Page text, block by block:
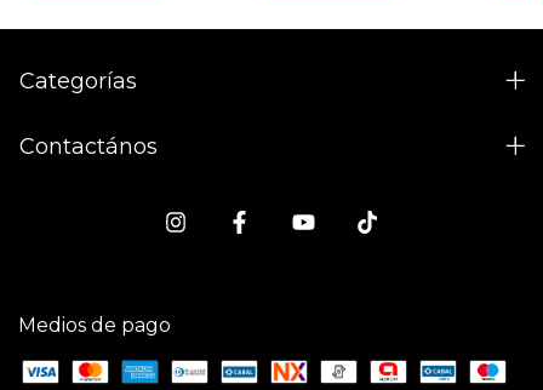
Categorías
Contactános
Medios de pago